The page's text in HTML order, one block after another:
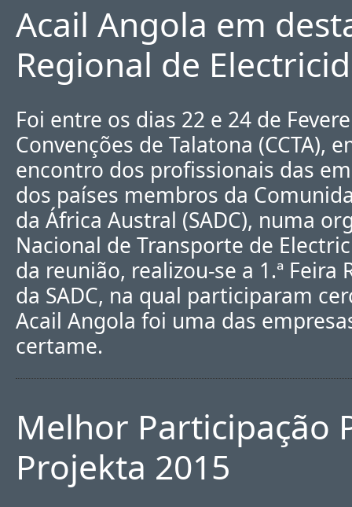
Acail Angola em
Regional de
Foi entre os dias 22 e 24 de
Convenções de Talatona (CCTA),
encontro dos profissionais das
dos países membros da
da África Austral (SADC), numa
Nacional de Transporte de
da reunião, realizou-se a 1.ª
da SADC, na qual participaram
Acail Angola foi uma das
certame.
Melhor Participação
Projekta 2015